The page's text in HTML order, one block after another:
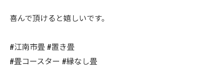
喜んで頂けると嬉しいです。
#江南市畳 #置き畳
#畳コースター #縁なし畳